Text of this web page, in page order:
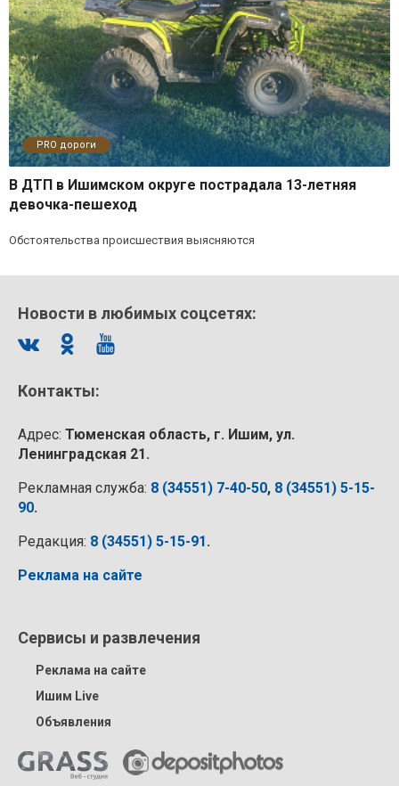
PRO дороги
В ДТП в Ишимском округе пострадала 13-летняя
девочка-пешеход
Обстоятельства происшествия выясняются
Новости в любимых соцсетях:
Контакты:
Адрес: Тюменская область, г. Ишим, ул.
Ленинградская 21.
Рекламная служба: 8 (34551) 7-40-50, 8 (34551) 5-15-
90.
Редакция: 8 (34551) 5-15-91.
Реклама на сайте
Сервисы и развлечения
Реклама на сайте
Ишим Live
Объявления